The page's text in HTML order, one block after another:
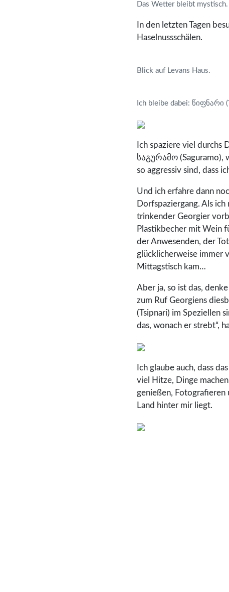
Das Wetter bleibt mystisch.
In den letzten Tagen
Haselnussschälen.
Blick auf Levans Haus.
Ich bleibe dabei: წიფნარი
Ich spaziere viel durchs
საგურამო (Saguramo),
so aggressiv sind, dass
Und ich erfahre dann
Dorfspaziergang. Als
trinkender Georgier
Plastikbecher mit Wein
der Anwesenden, der
glücklicherweise immer
Mittagstisch kam…
Aber ja, so ist das,
zum Ruf Georgiens
(Tsipnari) im Speziellen
das, wonach er strebt“,
Ich glaube auch, dass
viel Hitze, Dinge
genießen, Fotografieren
Land hinter mir liegt.